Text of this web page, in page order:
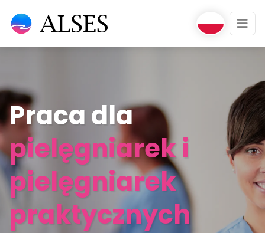
Praca dla
pielęgniarek i
pielęgniarek
praktycznych